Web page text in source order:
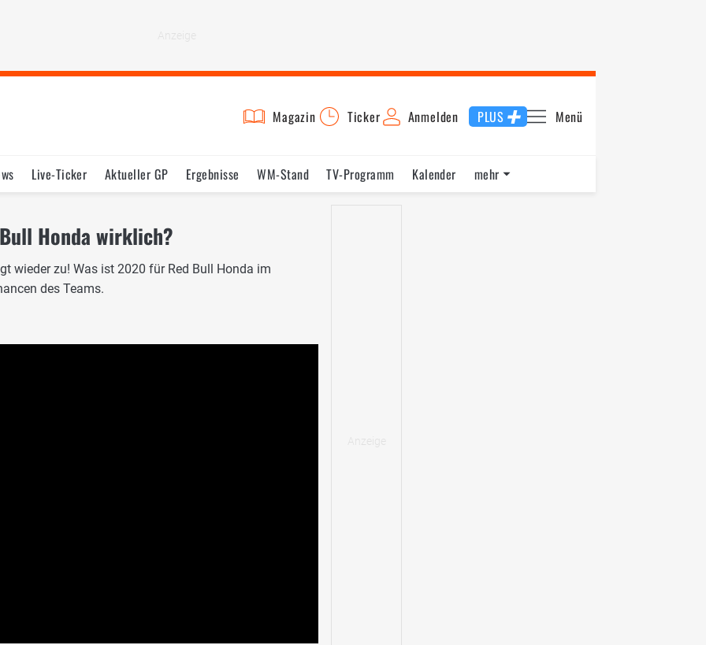
Magazin Ticker Anmelden PLUS Menü
Live-Ticker Aktueller GP Ergebnisse WM-Stand TV-Programm
Kalender
mehr
Honda wirklich?
wieder zu! Was ist 2020 für Red Bull Honda im
des Teams.